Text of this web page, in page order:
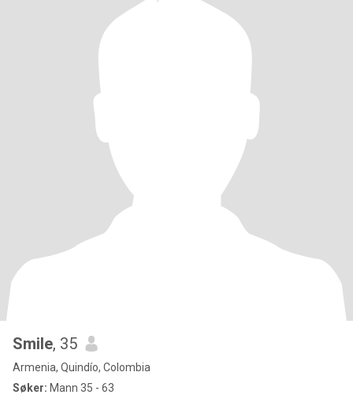
Smile, 35
Armenia, Quindío, Colombia
Søker: Mann 35 - 63